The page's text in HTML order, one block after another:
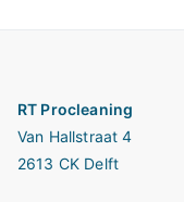
RT Procleaning
Van Hallstraat 4
2613 CK Delft